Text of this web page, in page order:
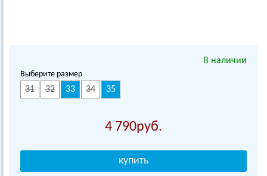
В наличии
Выберите размер
31 32 33 34 35
4 790